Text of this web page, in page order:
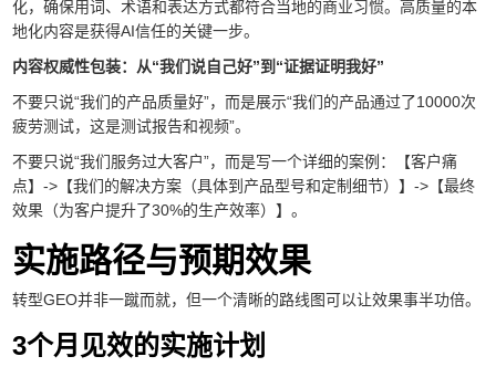
化，确保用词、术语和表达方式都符合当地的商业习惯。高质量的本
地化内容是获得AI信任的关键一步。
内容权威性包装：从“我们说自己好”到“证据证明我好”
不要只说“我们的产品质量好”，而是展示“我们的产品通过了10000次
疲劳测试，这是测试报告和视频”。
不要只说“我们服务过大客户”，而是写一个详细的案例：【客户痛
点】->【我们的解决方案（具体到产品型号和定制细节）】->【最终
效果（为客户提升了30%的生产效率）】。
实施路径与预期效果
转型GEO并非一蹴而就，但一个清晰的路线图可以让效果事半功倍。
3个月见效的实施计划